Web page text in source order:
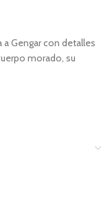
a Gengar con detalles
morado, su